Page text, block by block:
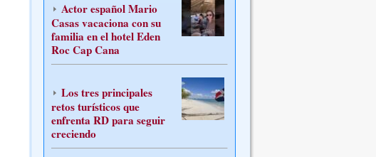
Actor español Mario
Casas vacaciona con su
familia en el hotel Eden
Roc Cap Cana
Los tres principales
retos turísticos que
enfrenta RD para seguir
creciendo